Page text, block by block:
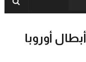
أوروبا